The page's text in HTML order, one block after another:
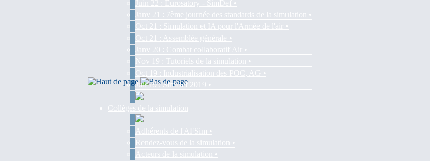
Juin 22 : Eurosatory - SimDef •
Janv 21 : 7ème journée des standards de la simulation •
Oct 21 : Simulation et IA pour l'Armée de l'air •
Oct 21 : Assemblée générale •
Janv 20 : Combat collaboratif Air •
Nov 19 : Tutoriels de la simulation •
Oct 19 : Industrialisation des POC, AG •
Juil 19 : SimDef 2019 •
Collèges de la simulation
Adhérents de l'AFSim •
Rendez-vous de la simulation •
Acteurs de la simulation •